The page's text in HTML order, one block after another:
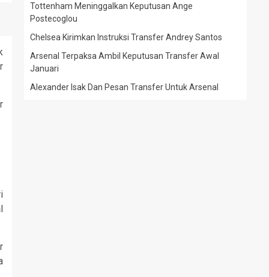
Tottenham Meninggalkan Keputusan Ange
Postecoglou
Chelsea Kirimkan Instruksi Transfer Andrey Santos
Arsenal Terpaksa Ambil Keputusan Transfer Awal
Januari
Alexander Isak Dan Pesan Transfer Untuk Arsenal